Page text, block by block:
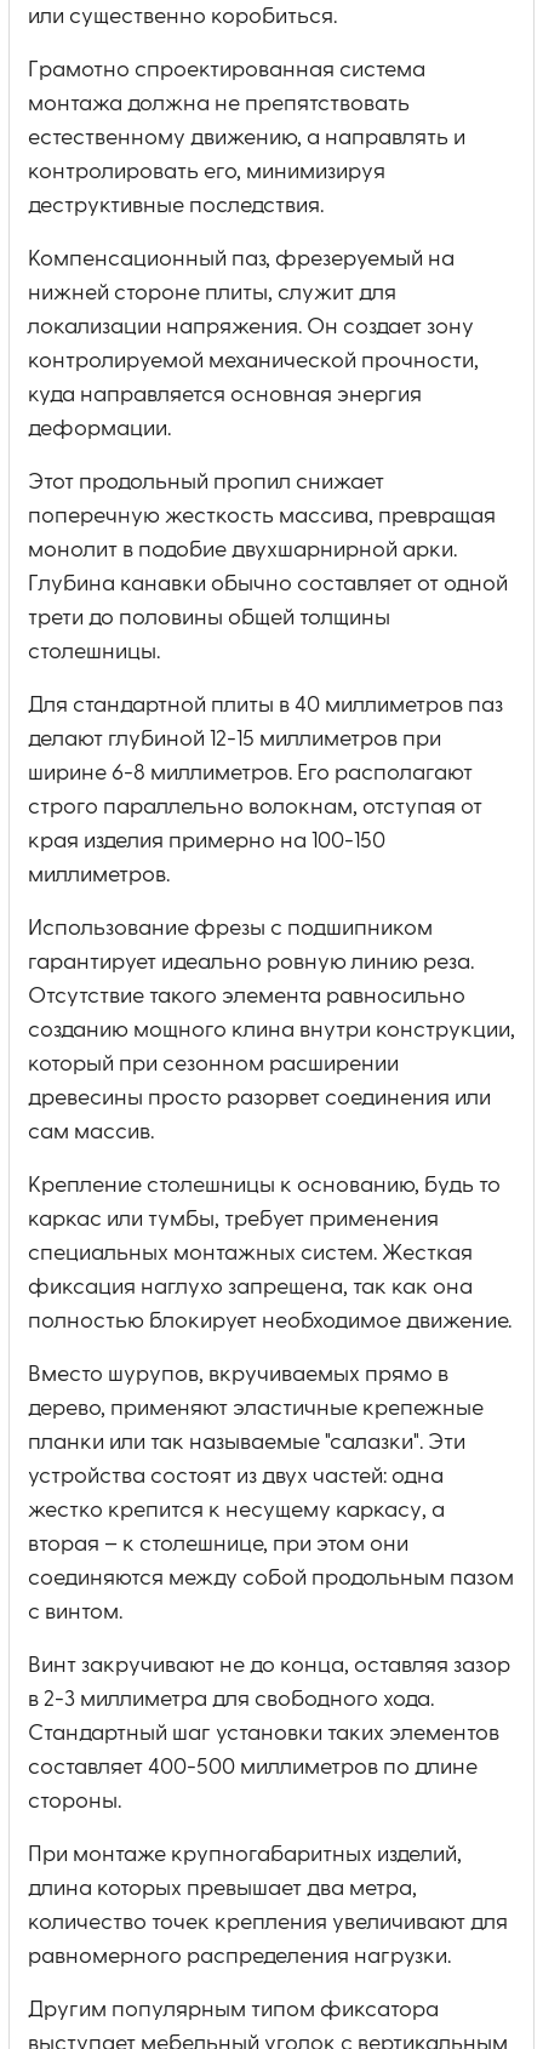
или существенно коробиться.
Грамотно спроектированная система
монтажа должна не препятствовать
естественному движению, а направлять и
контролировать его, минимизируя
деструктивные последствия.
Компенсационный паз, фрезеруемый на
нижней стороне плиты, служит для
локализации напряжения. Он создает зону
контролируемой механической прочности,
куда направляется основная энергия
деформации.
Этот продольный пропил снижает
поперечную жесткость массива, превращая
монолит в подобие двухшарнирной арки.
Глубина канавки обычно составляет от одной
трети до половины общей толщины
столешницы.
Для стандартной плиты в 40 миллиметров паз
делают глубиной 12-15 миллиметров при
ширине 6-8 миллиметров. Его располагают
строго параллельно волокнам, отступая от
края изделия примерно на 100-150
миллиметров.
Использование фрезы с подшипником
гарантирует идеально ровную линию реза.
Отсутствие такого элемента равносильно
созданию мощного клина внутри конструкции,
который при сезонном расширении
древесины просто разорвет соединения или
сам массив.
Крепление столешницы к основанию, будь то
каркас или тумбы, требует применения
специальных монтажных систем. Жесткая
фиксация наглухо запрещена, так как она
полностью блокирует необходимое движение.
Вместо шурупов, вкручиваемых прямо в
дерево, применяют эластичные крепежные
планки или так называемые "салазки". Эти
устройства состоят из двух частей: одна
жестко крепится к несущему каркасу, а
вторая – к столешнице, при этом они
соединяются между собой продольным пазом
с винтом.
Винт закручивают не до конца, оставляя зазор
в 2-3 миллиметра для свободного хода.
Стандартный шаг установки таких элементов
составляет 400-500 миллиметров по длине
стороны.
При монтаже крупногабаритных изделий,
длина которых превышает два метра,
количество точек крепления увеличивают для
равномерного распределения нагрузки.
Другим популярным типом фиксатора
выступает мебельный уголок с вертикальным